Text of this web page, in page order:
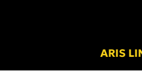
ARIS